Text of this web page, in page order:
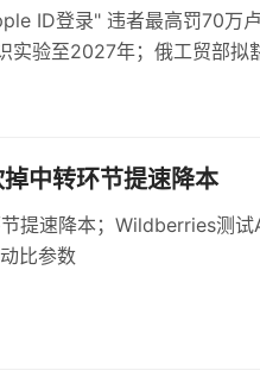
ID登录" 违者最高罚70万
实验至2027年；俄工贸部拟
中转环节提速降本
提速降本；Wildberries测试
比参数